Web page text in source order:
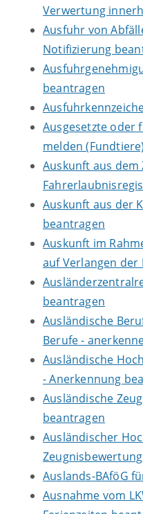
Verwertung
Ausfuhr von
Notifizierung
beantragen
Ausgesetzte oder
melden (Fundtiere)
Auskunft aus dem
Auskunft aus der
beantragen
Auskunft im
auf Verlangen
beantragen
Ausländische
Berufe -
Ausländische
- Anerkennung
Ausländische
beantragen
Ausländischer
Auslands-BAföG
Ausnahme vom